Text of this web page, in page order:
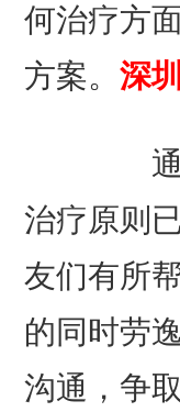
何治疗方
方案。深
通
治疗原则
友们有所
的同时劳
沟通，争